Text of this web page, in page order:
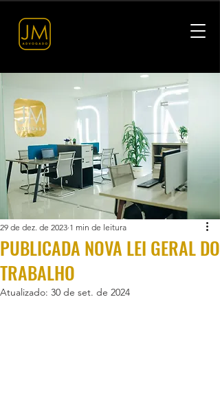
PUBLICADA NOVA LEI GERAL DO
TRABALHO
29 de dez. de 2023 1 min de leitura
Atualizado: 30 de set. de 2024